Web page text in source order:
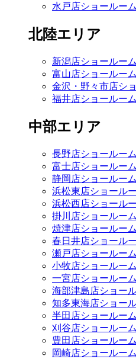
水戸店ショールーム
北陸エリア
新潟店ショールーム
富山店ショールーム
金沢・野々市店シ
福井店ショールーム
中部エリア
長野店ショールーム
富士店ショールーム
静岡店ショールーム
浜松東店ショール
浜松西店ショール
掛川店ショールーム
焼津店ショールーム
春日井店ショール
瀬戸店ショールーム
小牧店ショールーム
一宮店ショールーム
海部津島店ショー
知多東海店ショー
半田店ショールーム
刈谷店ショールーム
豊田店ショールーム
岡崎店ショールーム